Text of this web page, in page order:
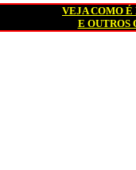
VEJA COMO É
E OUTROS